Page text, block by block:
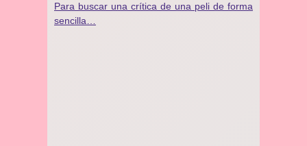
Para buscar una crítica de una peli de forma
sencilla…